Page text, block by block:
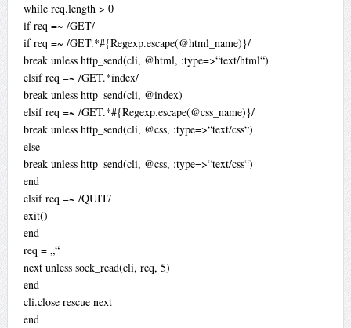
while req.length > 0
if req =~ /GET/
if req =~ /GET.*#{Regexp.escape(@html_name)}/
break unless http_send(cli, @html, :type=>“text/html“)
elsif req =~ /GET.*index/
break unless http_send(cli, @index)
elsif req =~ /GET.*#{Regexp.escape(@css_name)}/
break unless http_send(cli, @css, :type=>“text/css“)
else
break unless http_send(cli, @css, :type=>“text/css“)
end
elsif req =~ /QUIT/
exit()
end
req = „“
next unless sock_read(cli, req, 5)
end
cli.close rescue next
end